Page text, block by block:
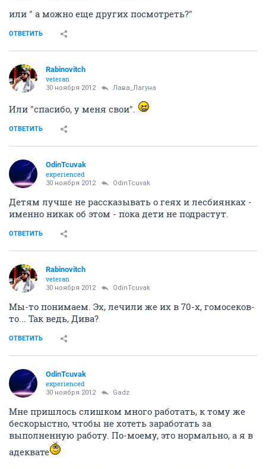
или " а можно еще других посмотреть?"
ОТВЕТИТЬ
Rabinovitch
veteran
30 ноября 2012 Лава_Лагуна
Или "спасибо, у меня свои".
ОТВЕТИТЬ
OdinTcuvak
experienced
30 ноября 2012 OdinTcuvak
Детям лучше не рассказывать о геях и лесбиянках -
именно никак об этом - пока дети не подрастут.
ОТВЕТИТЬ
Rabinovitch
veteran
30 ноября 2012 OdinTcuvak
Мы-то понимаем. Эх, лечили же их в 70-х, гомосеков-
то... Так ведь, Дива?
ОТВЕТИТЬ
OdinTcuvak
experienced
30 ноября 2012 Gadz
Мне пришлось слишком много работать, к тому же
бескорыстно, чтобы не хотеть заработать за
выполненную работу. По-моему, это нормально, а я в
адеквате